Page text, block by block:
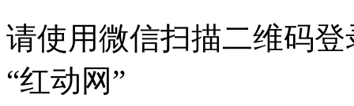
请使用微信扫描二维码登
“红动网”